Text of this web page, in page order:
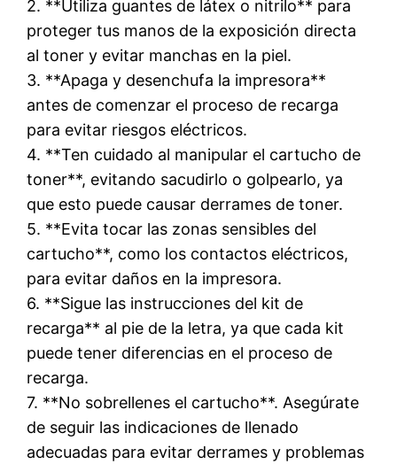
2. **Utiliza guantes de látex o nitrilo** para
proteger tus manos de la exposición directa
al toner y evitar manchas en la piel.
3. **Apaga y desenchufa la impresora**
antes de comenzar el proceso de recarga
para evitar riesgos eléctricos.
4. **Ten cuidado al manipular el cartucho de
toner**, evitando sacudirlo o golpearlo, ya
que esto puede causar derrames de toner.
5. **Evita tocar las zonas sensibles del
cartucho**, como los contactos eléctricos,
para evitar daños en la impresora.
6. **Sigue las instrucciones del kit de
recarga** al pie de la letra, ya que cada kit
puede tener diferencias en el proceso de
recarga.
7. **No sobrellenes el cartucho**. Asegúrate
de seguir las indicaciones de llenado
adecuadas para evitar derrames y problemas